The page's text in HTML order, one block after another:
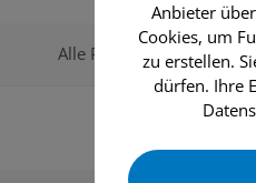
Alle Produkte
Anbieter
Cookies, um
zu erstellen.
dürfen. Ihre